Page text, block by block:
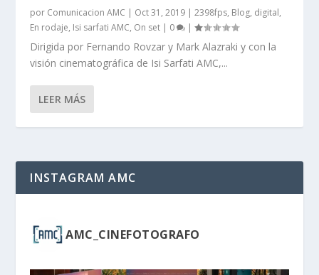
por Comunicacion AMC | Oct 31, 2019 |2398fps, Blog, digital,
En rodaje, Isi sarfati AMC, On set | 0 |
Dirigida por Fernando Rovzar y Mark Alazraki y con la
visión cinematográfica de Isi Sarfati AMC,...
LEER MÁS
INSTAGRAM AMC
AMC_CINEFOTOGRAFO